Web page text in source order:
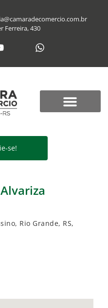
Ferreira, 430
se!
Rio Grande, RS,